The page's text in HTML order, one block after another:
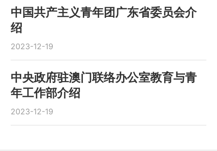
中国共产主义青年团广东省委员会介
绍
2023-12-19
中央政府驻澳门联络办公室教育与青
年工作部介绍
2023-12-19